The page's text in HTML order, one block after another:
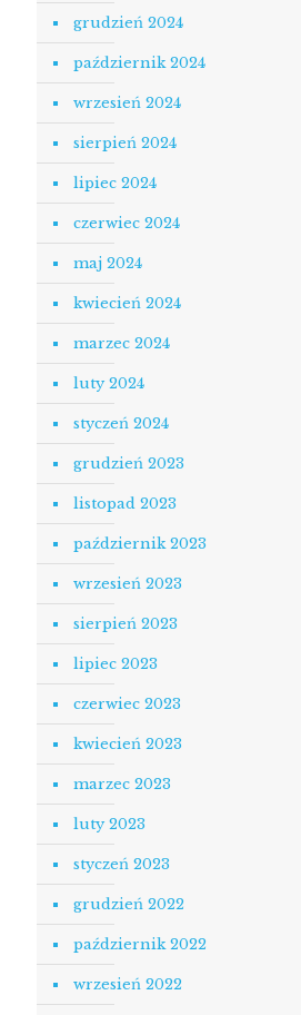
grudzień 2024
październik 2024
wrzesień 2024
sierpień 2024
lipiec 2024
czerwiec 2024
maj 2024
kwiecień 2024
marzec 2024
luty 2024
styczeń 2024
grudzień 2023
listopad 2023
październik 2023
wrzesień 2023
sierpień 2023
lipiec 2023
czerwiec 2023
kwiecień 2023
marzec 2023
luty 2023
styczeń 2023
grudzień 2022
październik 2022
wrzesień 2022